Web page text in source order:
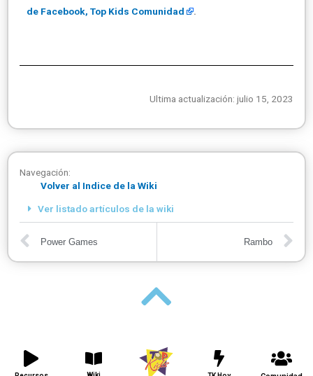
de Facebook, Top Kids Comunidad
.
Ultima actualización: julio 15, 2023
Navegación:
Volver al Indice de la Wiki
Ver listado artículos de la wiki
Power Games Rambo